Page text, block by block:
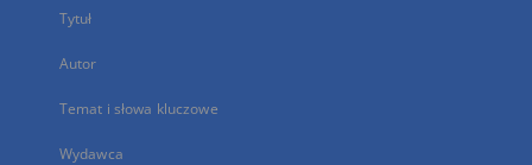
Tytuł
Autor
Temat i słowa kluczowe
Wydawca